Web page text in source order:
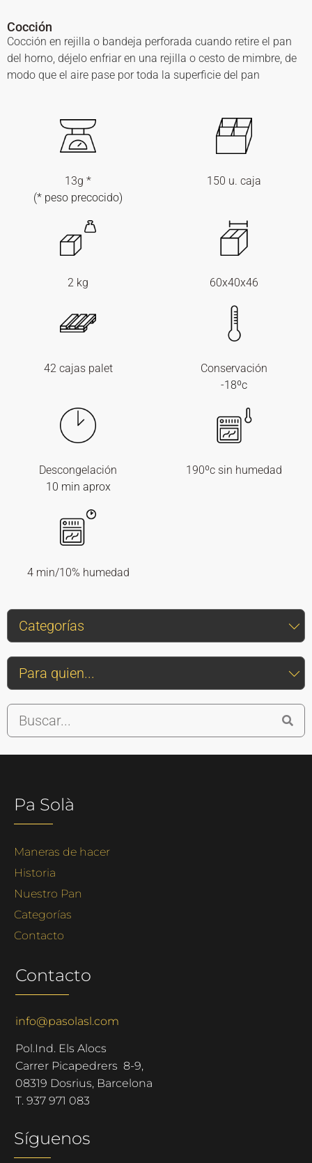
Cocción
Cocción en rejilla o bandeja perforada cuando retire el pan
del horno, déjelo enfriar en una rejilla o cesto de mimbre, de
modo que el aire pase por toda la superficie del pan
13g *
(* peso precocido)
150 u. caja
2 kg 60x40x46
42 cajas palet
Conservación
-18ºc
Descongelación
10 min aprox
190ºc sin humedad
4 min/10% humedad
Pa Solà
Maneras de hacer
Historia
Nuestro Pan
Categorías
Contacto
Contacto
info@pasolasl.com
Pol.Ind. Els Alocs
Carrer Picapedrers 8-9,
08319 Dosrius, Barcelona
T. 937 971 083
Síguenos